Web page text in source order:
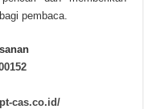
pembaca.
cas.co.id/